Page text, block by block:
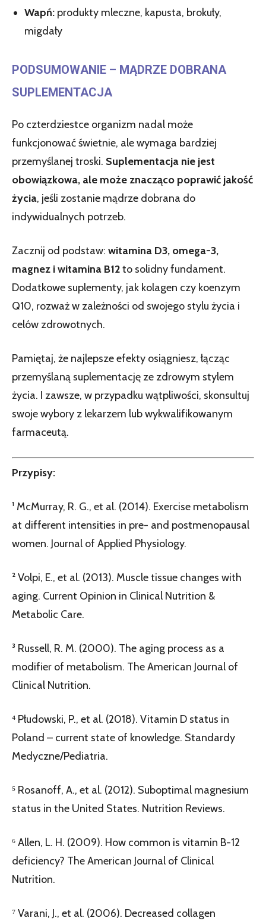
Wapń: produkty mleczne, kapusta, brokuły,
migdały
PODSUMOWANIE – MĄDRZE DOBRANA
SUPLEMENTACJA
Po czterdziestce organizm nadal może
funkcjonować świetnie, ale wymaga bardziej
przemyślanej troski. Suplementacja nie jest
obowiązkowa, ale może znacząco poprawić jakość
życia, jeśli zostanie mądrze dobrana do
indywidualnych potrzeb.
Zacznij od podstaw: witamina D3, omega-3,
magnez i witamina B12to solidny fundament.
Dodatkowe suplementy, jak kolagen czy koenzym
Q10, rozważ w zależności od swojego stylu życia i
celów zdrowotnych.
Pamiętaj, że najlepsze efekty osiągniesz, łącząc
przemyślaną suplementację ze zdrowym stylem
życia. I zawsze, w przypadku wątpliwości, skonsultuj
swoje wybory z lekarzem lub wykwalifikowanym
farmaceutą.
Przypisy:
¹ McMurray, R. G., et al. (2014). Exercise metabolism
at different intensities in pre- and postmenopausal
women. Journal of Applied Physiology.
² Volpi, E., et al. (2013). Muscle tissue changes with
aging. Current Opinion in Clinical Nutrition &
Metabolic Care.
³ Russell, R. M. (2000). The aging process as a
modifier of metabolism. The American Journal of
Clinical Nutrition.
⁴ Płudowski, P., et al. (2018). Vitamin D status in
Poland – current state of knowledge. Standardy
Medyczne/Pediatria.
⁵ Rosanoff, A., et al. (2012). Suboptimal magnesium
status in the United States. Nutrition Reviews.
⁶ Allen, L. H. (2009). How common is vitamin B-12
deficiency? The American Journal of Clinical
Nutrition.
⁷ Varani, J., et al. (2006). Decreased collagen